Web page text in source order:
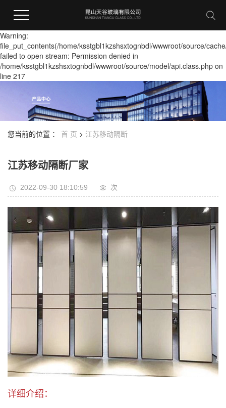
Warning:
file_put_contents(/home/ksstgbl1kzshsxtognbdl/wwwroot/source/
failed to open stream: Permission denied in
/home/ksstgbl1kzshsxtognbdl/wwwroot/source/model/api.class.php on
line 217
您当前的位置 ： 首 页 > 江苏移动隔断
江苏移动隔断厂家
2022-09-30 18:10:59 次
详细介绍：